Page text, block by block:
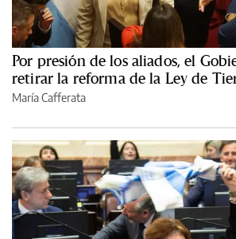
Por presión de los aliados, el
retirar la reforma de la Ley de
María Cafferata